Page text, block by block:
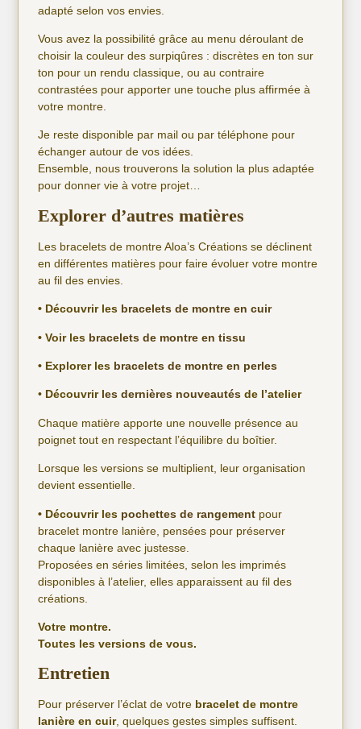
adapté selon vos envies.
Vous avez la possibilité grâce au menu déroulant de
choisir la couleur des surpiqûres : discrètes en ton sur
ton pour un rendu classique, ou au contraire
contrastées pour apporter une touche plus affirmée à
votre montre.
Je reste disponible par mail ou par téléphone pour
échanger autour de vos idées.
Ensemble, nous trouverons la solution la plus adaptée
pour donner vie à votre projet…
Explorer d’autres matières
Les bracelets de montre Aloa’s Créations se déclinent
en différentes matières pour faire évoluer votre montre
au fil des envies.
• Découvrir les bracelets de montre en cuir
• Voir les bracelets de montre en tissu
• Explorer les bracelets de montre en perles
• Découvrir les dernières nouveautés de l’atelier
Chaque matière apporte une nouvelle présence au
poignet tout en respectant l’équilibre du boîtier.
Lorsque les versions se multiplient, leur organisation
devient essentielle.
• Découvrir les pochettes de rangement pour
bracelet montre lanière, pensées pour préserver
chaque lanière avec justesse.
Proposées en séries limitées, selon les imprimés
disponibles à l’atelier, elles apparaissent au fil des
créations.
Votre montre.
Toutes les versions de vous.
Entretien
Pour préserver l’éclat de votre bracelet de montre
lanière en cuir, quelques gestes simples suffisent.